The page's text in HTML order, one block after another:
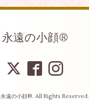
永遠の小顔®︎
永遠の小顔®︎. All Rights Reserved.